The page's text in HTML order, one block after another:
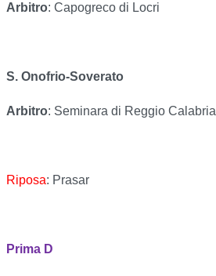
Arbitro: Capogreco di Locri
S. Onofrio-Soverato
Arbitro: Seminara di Reggio Calabria
Riposa: Prasar
Prima D